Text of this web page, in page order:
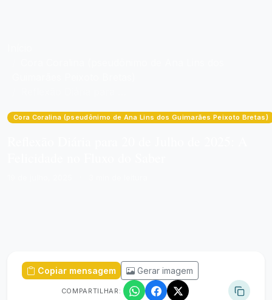
Cora Coralina (pseudônimo de Ana Lins dos Guimarães Peixoto Bretas)
Copiar mensagem Gerar imagem
COMPARTILHAR: